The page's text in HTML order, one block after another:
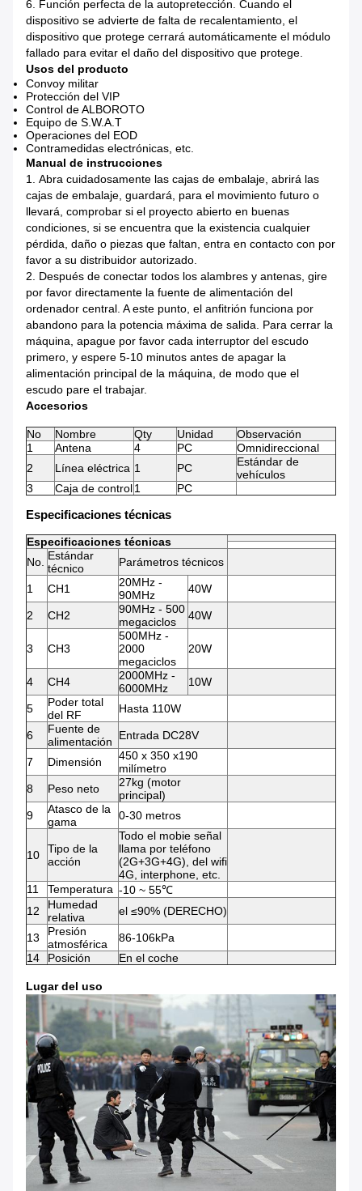
6. Función perfecta de la autopretección. Cuando el
dispositivo se advierte de falta de recalentamiento, el
dispositivo que protege cerrará automáticamente el módulo
fallado para evitar el daño del dispositivo que protege.
Usos del producto
Convoy militar
Protección del VIP
Control de ALBOROTO
Equipo de S.W.A.T
Operaciones del EOD
Contramedidas electrónicas, etc.
Manual de instrucciones
1. Abra cuidadosamente las cajas de embalaje, abrirá las
cajas de embalaje, guardará, para el movimiento futuro o
llevará, comprobar si el proyecto abierto en buenas
condiciones, si se encuentra que la existencia cualquier
pérdida, daño o piezas que faltan, entra en contacto con por
favor a su distribuidor autorizado.
2. Después de conectar todos los alambres y antenas, gire
por favor directamente la fuente de alimentación del
ordenador central. A este punto, el anfitrión funciona por
abandono para la potencia máxima de salida. Para cerrar la
máquina, apague por favor cada interruptor del escudo
primero, y espere 5-10 minutos antes de apagar la
alimentación principal de la máquina, de modo que el
escudo pare el trabajar.
Accesorios
No Nombre Qty Unidad
Observación
1
Antena 4 PC
Omnidireccional
2
Línea eléctrica 1 PC
Estándar de
vehículos
3
Caja de control1 PC
Especificaciones técnicas
Especificaciones técnicas
No. Estándar
técnico
Parámetros técnicos
1 CH1
20MHz -
90MHz
40W
2 CH2
90MHz - 500
megaciclos
40W
3 CH3
500MHz -
2000
megaciclos
20W
4 CH4
2000MHz -
6000MHz
10W
5
Poder total
del RF
Hasta 110W
6
Fuente de
alimentación
Entrada DC28V
7 Dimensión
450 x 350 x190
milímetro
8
Peso neto
27kg (motor
principal)
9
Atasco de la
gama
0-30 metros
10
Tipo de la
acción
Todo el mobie señal
llama por teléfono
(2G+3G+4G), del wifi
4G, interphone, etc.
11
Temperatura -10 ~ 55℃
12
Humedad
relativa
el ≤90% (DERECHO)
13
Presión
atmosférica
86-106kPa
14
Posición En el coche
Lugar del uso